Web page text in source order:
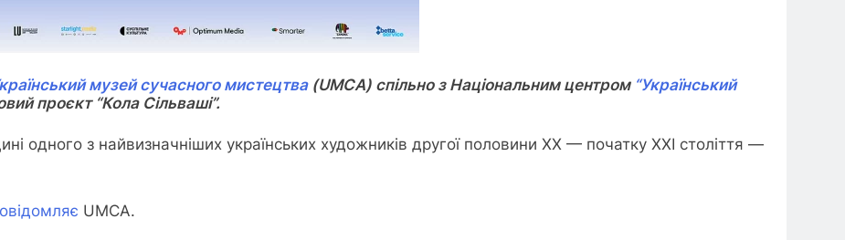
музей сучасного мистецтва(UMCA) спільно з Національним центром “Український
проєкт “Кола Сільваші”.
одного з найвизначніших українських художників другої половини XX — початку XXI століття —
UMCA.